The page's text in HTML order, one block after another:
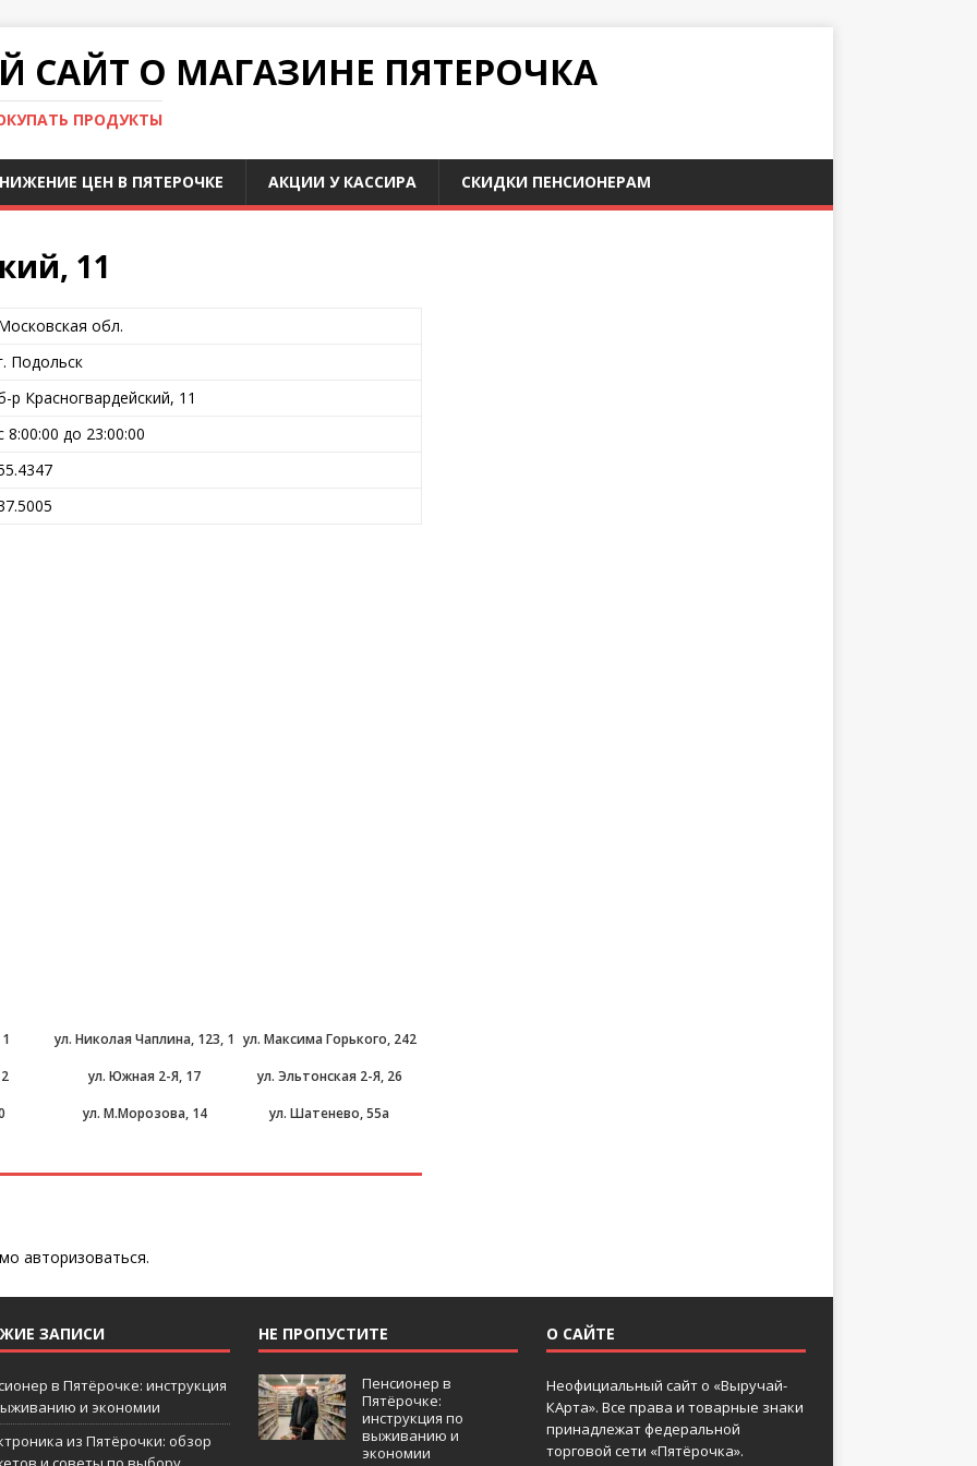
О МАГАЗИНЕ ПЯТЕРОЧКА
ПРОДУКТЫ
ЦЕН В ПЯТЕРОЧКЕ АКЦИИ У КАССИРА СКИДКИ ПЕНСИОНЕРАМ
11
обл.
Подольск
р Красногвардейский, 11
8:00:00 до 23:00:00
ул. Николая Чаплина, 123, 1 ул. Максима Горького, 242
ул. Южная 2-Я, 17
ул. Эльтонская 2-Я, 26
ул. М.Морозова, 14 ул. Шатенево, 55а
авторизоваться.
ЗАПИСИ
в Пятёрочке: инструкция
и экономии
из Пятёрочки: обзор
НЕ ПРОПУСТИТЕ
Пенсионер в
Пятёрочке:
инструкция по
выживанию и
экономии
О САЙТЕ
Неофициальный сайт о «Выручай-
КАрта». Все права и товарные знаки
принадлежат федеральной
торговой сети «Пятёрочка».